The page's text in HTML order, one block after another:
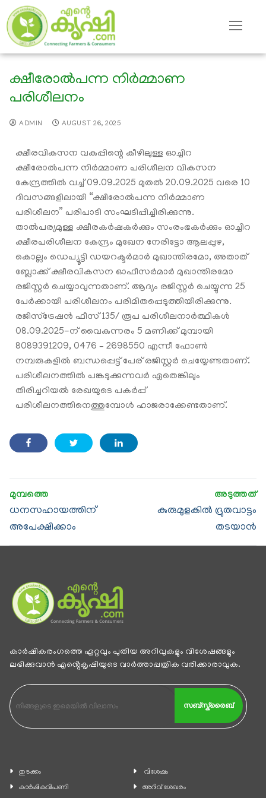
ക്ഷീരോൽപന്ന നിർമ്മാണ
പരിശീലനം
ADMIN AUGUST 26, 2025
ക്ഷീരവികസന വകുപ്പിന്റെ കീഴിലുള്ള ഓച്ചിറ
ക്ഷീരോൽപന്ന നിർമ്മാണ പരിശീലന വികസന
കേന്ദ്രത്തിൽ വച്ച് 09.09.2025 മുതൽ 20.09.2025 വരെ 10
ദിവസങ്ങളിലായി “ക്ഷീരോൽപന്ന നിർമ്മാണ
പരിശീലന” പരിപാടി സംഘടിപ്പിച്ചിരിക്കുന്നു.
താൽപര്യമുള്ള ക്ഷീരകർഷകർക്കും സംരംഭകർക്കും ഓച്ചിറ
ക്ഷീരപരിശീലന കേന്ദ്രം മുഖേന നേരിട്ടോ ആലപ്പുഴ,
കൊല്ലം ഡെപ്യൂട്ടി ഡയറക്ടർമാർ മുഖാന്തിരമോ, അതാത്
ബ്ലോക്ക് ക്ഷീരവികസന ഓഫീസർമാർ മുഖാന്തിരമോ
രജിസ്റ്റർ ചെയ്യാവുന്നതാണ്. ആദ്യം രജിസ്റ്റർ ചെയ്യുന്ന 25
പേർക്കായി പരിശീലനം പരിമിതപ്പെടുത്തിയിരിക്കുന്നു.
രജിസ്ട്രേഷൻ ഫീസ് 135/ രൂപ പരിശീലനാർത്ഥികൾ
08.09.2025-ന് വൈകുന്നരം 5 മണിക്ക് മുമ്പായി
8089391209, 0476 – 2698550 എന്നീ ഫോൺ
നമ്പരുകളിൽ ബന്ധപ്പെട്ട് പേര് രജിസ്റ്റർ ചെയ്യേണ്ടതാണ്.
പരിശീലനത്തിൽ പങ്കടുക്കുന്നവർ ഏതെങ്കിലും
തിരിച്ചറിയൽ രേഖയുടെ പകർപ്പ്
പരിശീലനത്തിനെത്തുമ്പോൾ ഹാജരാക്കേണ്ടതാണ്.
ധനസഹായത്തിന്
അപേക്ഷിക്കാം
കുരുമുളകിൽ ദ്രുതവാട്ടം
തടയാൻ
കാര്‍ഷികരംഗത്തെ ഏറ്റവും പുതിയ അറിവുകളും വിശേഷങ്ങളും
ലഭിക്കുവാന്‍ എൻ്റെകൃഷിയുടെ വാര്‍ത്താപ്പത്രിക വരിക്കാരാവുക.
സബ്സ്ക്രൈബ്
തുടക്കം
കാ‍ർഷികവിപണി
വിശേഷം
അറിവ് ശേഖരം